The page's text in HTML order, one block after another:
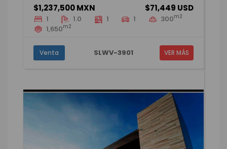
$1,237,500 MXN $71,449 USD
1 1.0 1 1 300m2
1,650m2
Venta SLWV-3901 VER MÁS